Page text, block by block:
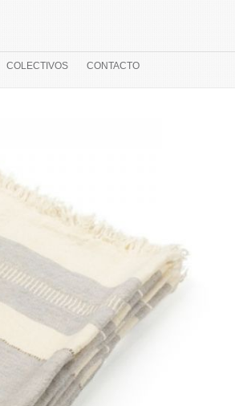
COLECTIVOS CONTACTO